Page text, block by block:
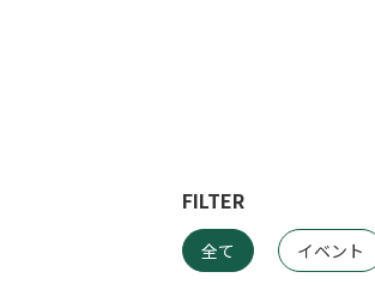
FILTER
全て イベント